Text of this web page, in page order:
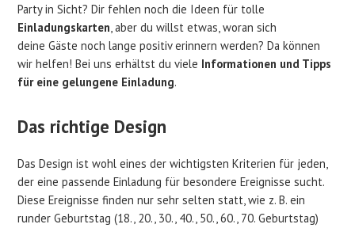
Party in Sicht? Dir fehlen noch die Ideen für tolle
Einladungskarten, aber du willst etwas, woran sich
deine Gäste noch lange positiv erinnern werden? Da können
wir helfen! Bei uns erhältst du viele Informationen und Tipps
für eine gelungene Einladung.
Das richtige Design
Das Design ist wohl eines der wichtigsten Kriterien für jeden,
der eine passende Einladung für besondere Ereignisse sucht.
Diese Ereignisse finden nur sehr selten statt, wie z. B. ein
runder Geburtstag (18., 20., 30., 40., 50., 60., 70. Geburtstag)